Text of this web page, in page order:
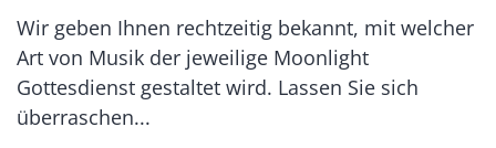
Wir geben Ihnen rechtzeitig bekannt, mit welcher
Art von Musik der jeweilige Moonlight
Gottesdienst gestaltet wird. Lassen Sie sich
überraschen...